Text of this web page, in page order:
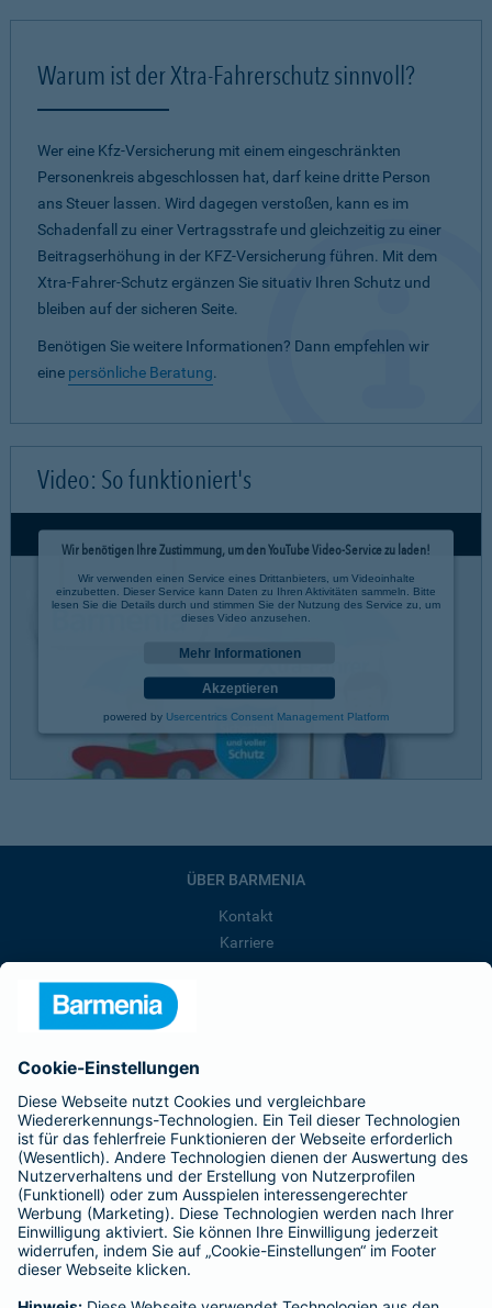
Warum ist der Xtra-Fahrerschutz sinnvoll?
Wer eine Kfz-Versicherung mit einem eingeschränkten
Personenkreis abgeschlossen hat, darf keine dritte Person
ans Steuer lassen. Wird dagegen verstoßen, kann es im
Schadenfall zu einer Vertragsstrafe und gleichzeitig zu einer
Beitragserhöhung in der KFZ-Versicherung führen. Mit dem
Xtra-Fahrer-Schutz ergänzen Sie situativ Ihren Schutz und
bleiben auf der sicheren Seite.
Benötigen Sie weitere Informationen? Dann empfehlen wir
eine persönliche Beratung.
Video: So funktioniert's
Wir benötigen Ihre Zustimmung, um den YouTube Video-Service zu laden!
Wir verwenden einen Service eines Drittanbieters, um Videoinhalte
einzubetten. Dieser Service kann Daten zu Ihren Aktivitäten sammeln. Bitte
lesen Sie die Details durch und stimmen Sie der Nutzung des Service zu, um
dieses Video anzusehen.
Mehr Informationen
Akzeptieren
powered by Usercentrics Consent Management Platform
ÜBER BARMENIA
Kontakt
Karriere
Barmenia ist Teil der BarmeniaGothaer
BELIEBTE SEITEN
Kranken-Zusatzversicherung
Tierversicherungen
Haftpflichtversicherung
Hausratversicherung